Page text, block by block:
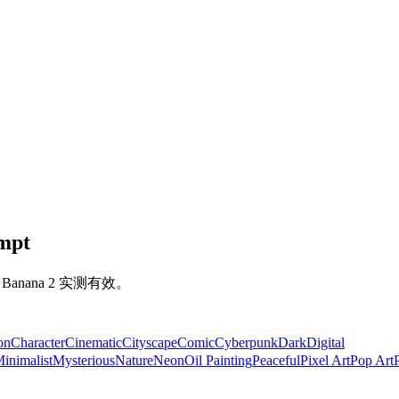
2 实测有效。
CharacterCinematicCityscapeComicCyberpunkDarkDigital
MysteriousNatureNeonOil PaintingPeacefulPixel ArtPop Art